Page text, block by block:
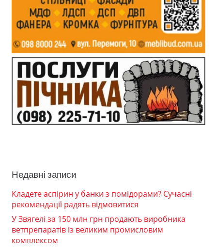
Недавні записи
Кладете аспірин у банки з помідорами? Сучасні
рекомендації радять відмовитися
У Звягелі за 150 млн грн продають виробника
ветпрепаратів із великим промисловим
комплексом